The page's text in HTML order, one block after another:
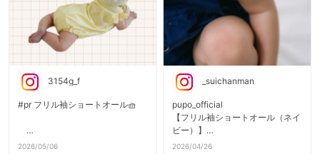
3154g_f
#pr フリル袖ショートオール🧺
2026/05/06
_suichanman
pupo_official
【フリル袖ショートオール（ネイ
ビー）】
2026/04/26